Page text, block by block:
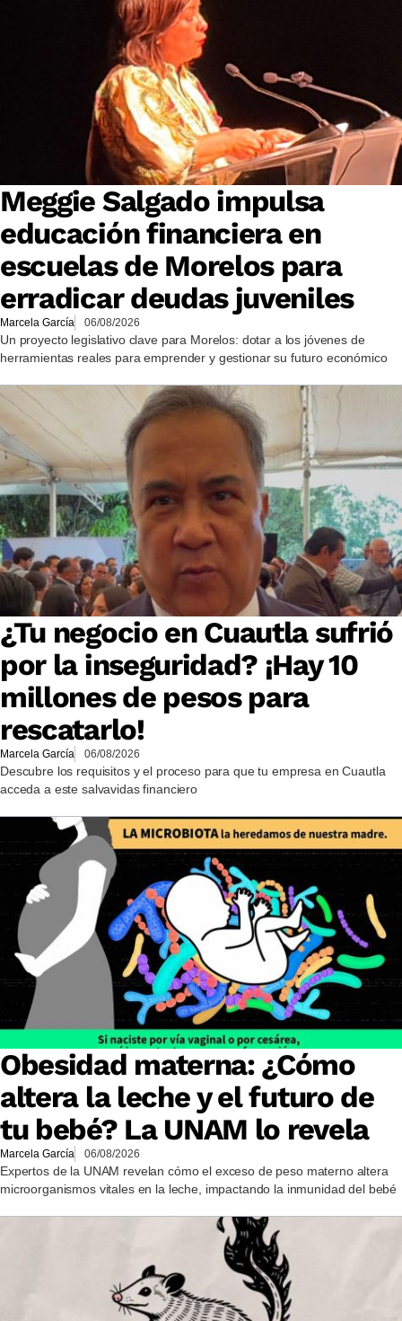
Meggie Salgado impulsa
educación financiera en
escuelas de Morelos para
erradicar deudas juveniles
Marcela García 06/08/2026
Un proyecto legislativo clave para Morelos: dotar a los jóvenes de
herramientas reales para emprender y gestionar su futuro económico
¿Tu negocio en Cuautla sufrió
por la inseguridad? ¡Hay 10
millones de pesos para
rescatarlo!
Marcela García 06/08/2026
Descubre los requisitos y el proceso para que tu empresa en Cuautla
acceda a este salvavidas financiero
Obesidad materna: ¿Cómo
altera la leche y el futuro de
tu bebé? La UNAM lo revela
Marcela García 06/08/2026
Expertos de la UNAM revelan cómo el exceso de peso materno altera
microorganismos vitales en la leche, impactando la inmunidad del bebé